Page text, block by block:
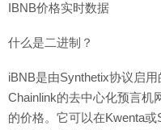
IBNB价格实时数据
什么是二进制？
iBNB是由Synthetix协议启
Chainlink的去中心化预言机
的价格。它可以在Kwenta